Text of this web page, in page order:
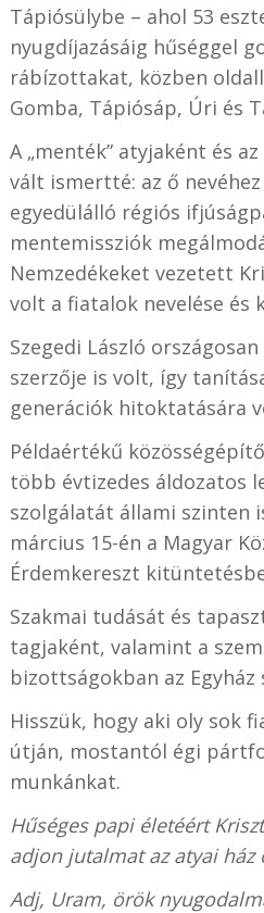
Tápiósülybe – ahol 53
nyugdíjazásáig hűséggel
rábízottakat, közben
Gomba, Tápiósáp, Úri és
A „menték” atyjaként és
vált ismertté: az ő
egyedülálló régiós
mentemissziók
Nemzedékeket vezetett
volt a fiatalok nevelése és
Szegedi László
szerzője is volt, így
generációk hitoktatására
Példaértékű
több évtizedes áldozatos
szolgálatát állami szinten
március 15-én a Magyar
Érdemkereszt
Szakmai tudását és
tagjaként, valamint a
bizottságokban az
Hisszük, hogy aki oly sok
útján, mostantól égi
munkánkat.
Hűséges papi életéért
adjon jutalmat az atyai ház
Adj, Uram, örök